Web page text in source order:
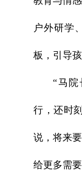
户外研学
板，引导
“马院
行，还时
说，将来
给更多需